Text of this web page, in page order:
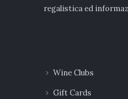
regalistica ed
Wine Clubs
Gift Cards